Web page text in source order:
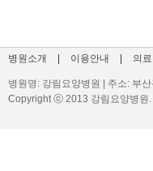
병원소개 이용안내 의
병원명: 강림요양병원 | 주소: 부
Copyright ⓒ 2013 강림요양병원